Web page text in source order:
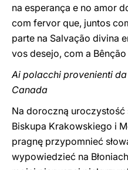
na esperança e no amor
com fervor que, juntos
parte na Salvação divina
vos desejo, com a
Ai polacchi provenienti
Canada
Na doroczną uroczystość
Biskupa Krakowskiego i
pragnę przypomnieć słow
wypowiedzieć na